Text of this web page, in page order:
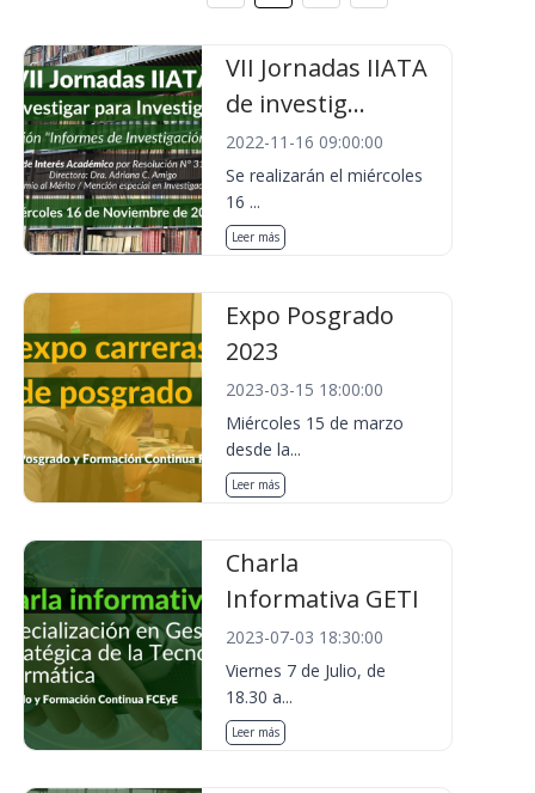
VII Jornadas IIATA
de investig...
2022-11-16 09:00:00
Se realizarán el miércoles
16 ...
Leer más
Expo Posgrado
2023
2023-03-15 18:00:00
Miércoles 15 de marzo
desde la...
Leer más
Charla
Informativa GETI
2023-07-03 18:30:00
Viernes 7 de Julio, de
18.30 a...
Leer más